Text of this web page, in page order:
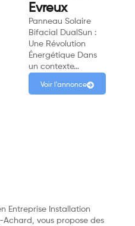
Evreux
Panneau Solaire
Bifacial DualSun :
Une Révolution
Énergétique Dans
un contexte…
Voir l'annonce
Entreprise Installation
vous propose des